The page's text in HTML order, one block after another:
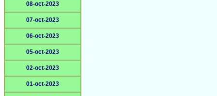
08-oct-2023
07-oct-2023
06-oct-2023
05-oct-2023
02-oct-2023
01-oct-2023